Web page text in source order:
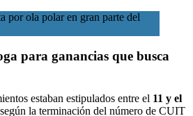
por ola polar en gran parte del
para ganancias que busca
estaban estipulados entre el 11 y el
la terminación del número de CUIT